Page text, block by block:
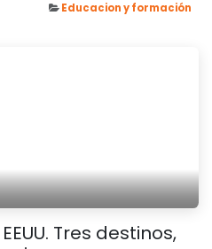
Educacion y formación
Tres destinos,